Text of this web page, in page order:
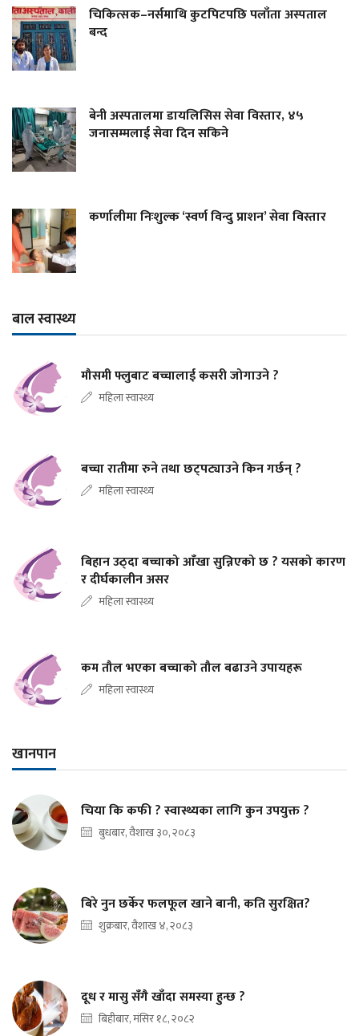
चिकित्सक–नर्समाथि कुटपिटपछि पलाँता अस्पताल
बन्द
बेनी अस्पतालमा डायलिसिस सेवा विस्तार, ४५
जनासम्मलाई सेवा दिन सकिने
कर्णालीमा निःशुल्क ‘स्वर्ण विन्दु प्राशन’ सेवा विस्तार
बाल स्वास्थ्य
मौसमी फ्लुबाट बच्चालाई कसरी जोगाउने ?
महिला स्वास्थ्य
बच्चा रातीमा रुने तथा छट्पट्याउने किन गर्छन् ?
महिला स्वास्थ्य
बिहान उठ्दा बच्चाको आँखा सुन्निएको छ ? यसको कारण
र दीर्घकालीन असर
महिला स्वास्थ्य
कम तौल भएका बच्चाको तौल बढाउने उपायहरू
महिला स्वास्थ्य
खानपान
चिया कि कफी ? स्वास्थ्यका लागि कुन उपयुक्त ?
बुधबार, वैशाख ३०, २०८३
बिरे नुन छर्केर फलफूल खाने बानी, कति सुरक्षित?
शुक्रबार, वैशाख ४, २०८३
दूध र मासु सँगै खाँदा समस्या हुन्छ ?
बिहीबार, मंसिर १८, २०८२